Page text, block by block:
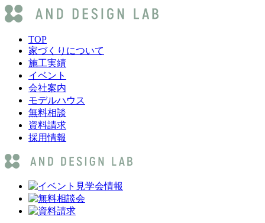
TOP
家づくりについて
施工実績
イベント
会社案内
モデルハウス
無料相談
資料請求
採用情報